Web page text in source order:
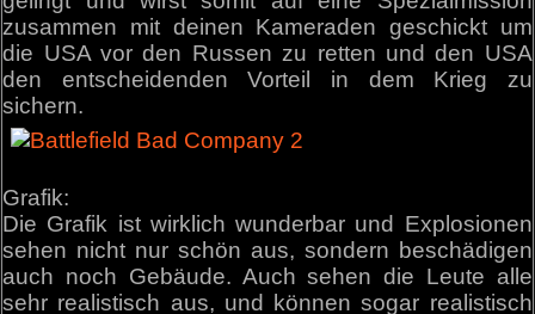
zusammen mit deinen Kameraden geschickt um
die USA vor den Russen zu retten und den USA
den entscheidenden Vorteil in dem Krieg zu
sichern.
Grafik:
Die Grafik ist wirklich wunderbar und Explosionen
sehen nicht nur schön aus, sondern beschädigen
auch noch Gebäude. Auch sehen die Leute alle
sehr realistisch aus, und können sogar realistisch